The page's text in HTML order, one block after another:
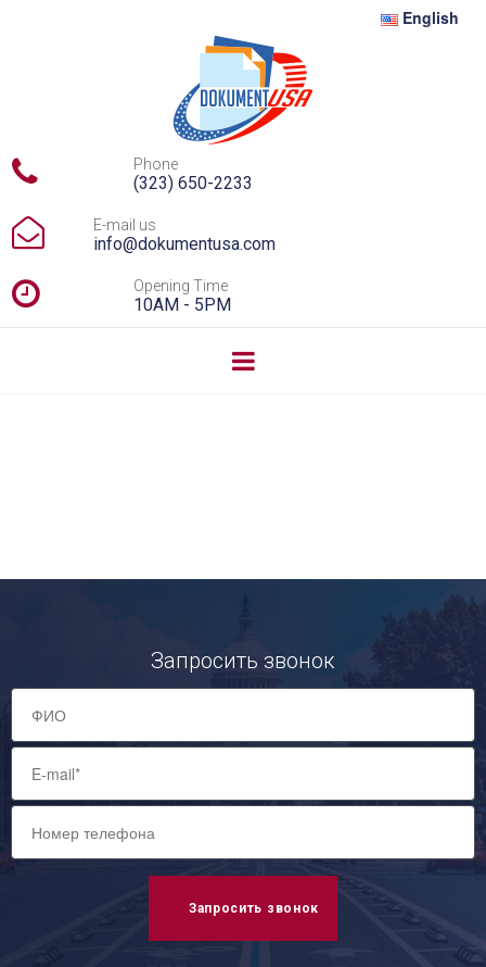
English
 Phone
(323) 650-2233
 E-mail us
info@dokumentusa.com
 Opening Time
10AM - 5PM
Запросить звонок
Запросить звонок